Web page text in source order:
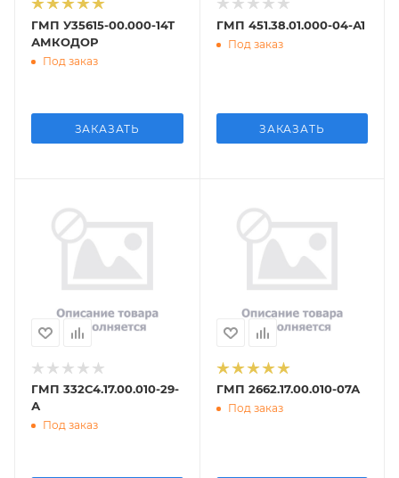
ГМП У35615-00.000-14Т
АМКОДОР
Под заказ
ЗАКАЗАТЬ
ГМП 451.38.01.000-04-А1
Под заказ
ЗАКАЗАТЬ
ГМП 332С4.17.00.010-29-
А
Под заказ
ГМП 2662.17.00.010-07А
Под заказ